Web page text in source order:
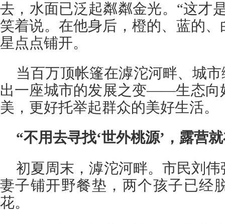
去，水面已泛起粼粼金光。“这才
笑着说。在他身后，橙的、蓝的
星点点铺开。
当百万顶帐篷在滹沱河畔、城
出一座城市的发展之变——生态向
美，更好托举起群众的美好生活。
“不用去寻找‘世外桃源’，露营
初夏周末，滹沱河畔。市民刘
妻子铺开野餐垫，两个孩子已经
花。